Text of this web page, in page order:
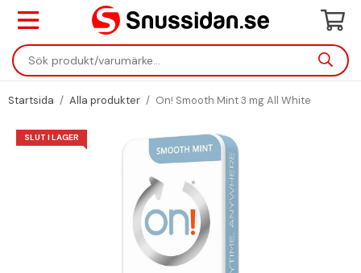
Startsida / Alla produkter / On! Smooth Mint 3 mg All White
SLUT I LAGER